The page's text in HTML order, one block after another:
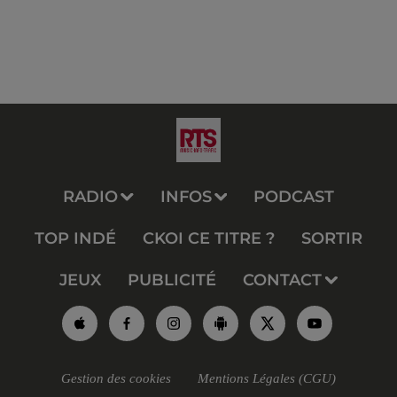
RADIO INFOS PODCAST
TOP INDÉ CKOI CE TITRE ? SORTIR
JEUX PUBLICITÉ CONTACT
Gestion des cookies Mentions Légales (CGU)